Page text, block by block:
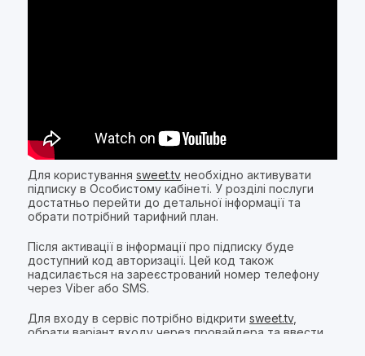
Для користування sweet.tv необхідно активувати
підписку в Особистому кабінеті. У розділі послуги
достатньо перейти до детальної інформації та
обрати потрібний тарифний план.
Після активації в інформації про підписку буде
доступний код авторизації. Цей код також
надсилається на зареєстрований номер телефону
через Viber або SMS.
Для входу в сервіс потрібно відкрити sweet.tv,
обрати варіант входу через провайдера та ввести